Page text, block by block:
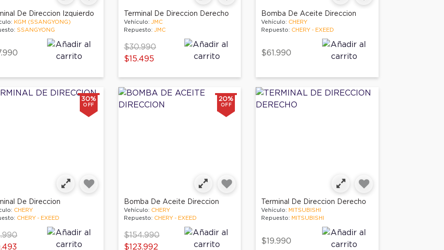
De Direccion Izquierdo
KGM (SSANGYONG)
SSANGYONG
Terminal De Direccion Derecho
Vehículo: JMC
Repuesto: JMC
Price reduced from
$30.990to
$15.495
Bomba De Aceite Direccion
Vehículo: CHERY
Repuesto: CHERY - EXEED
$61.990
30%
OFF
De Direccion
CHERY
CHERY - EXEED
reduced from
to
20%
OFF
Bomba De Aceite Direccion
Vehículo: CHERY
Repuesto: CHERY - EXEED
Price reduced from
$154.990to
$123.992
Terminal De Direccion Derecho
Vehículo: MITSUBISHI
Repuesto: MITSUBISHI
$19.990